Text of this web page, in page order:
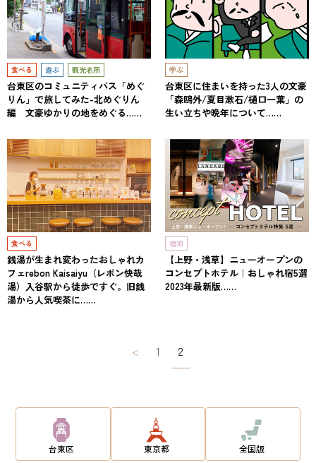
食べる 遊ぶ 観光名所
台東区のコミュニティバス「めぐ
りん」で旅してみた-北めぐりん
編 文豪ゆかりの地をめぐる……
学ぶ
台東区に住まいを持った3人の文豪
「森鴎外/夏目漱石/樋口一葉」の
生い立ちや晩年について……
食べる
銭湯が生まれ変わったおしゃれカ
フェrebon Kaisaiyu（レボン快哉
湯）入谷駅から徒歩ですぐ。旧銭
湯から人気喫茶に……
宿泊
【上野・浅草】ニューオープンの
コンセプトホテル｜おしゃれ宿5選
2023年最新版……
稿
ビ
ゲ
< 1 2
台東区 東京都 全国版